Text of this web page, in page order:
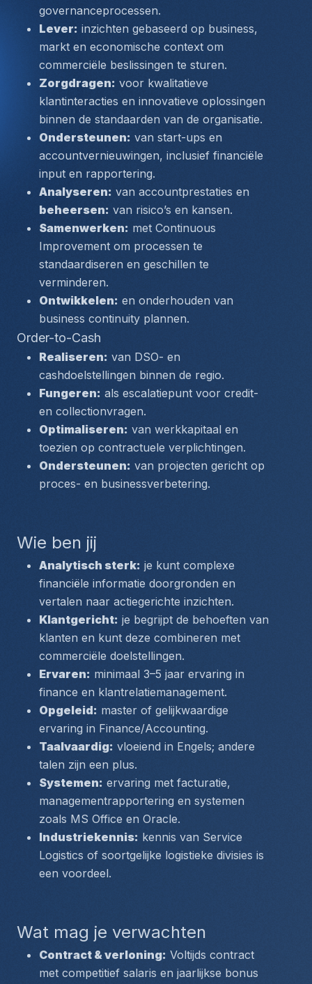
governanceprocessen.
Lever: inzichten gebaseerd op business,
markt en economische context om
commerciële beslissingen te sturen.
Zorgdragen: voor kwalitatieve
klantinteracties en innovatieve oplossingen
binnen de standaarden van de organisatie.
Ondersteunen: van start-ups en
accountvernieuwingen, inclusief financiële
input en rapportering.
Analyseren:
beheersen: van risico’s en kansen.
Samenwerken: met Continuous
Improvement om processen te
standaardiseren en geschillen te
verminderen.
Ontwikkelen: en onderhouden van
business continuity plannen.
Order-to-Cash
Realiseren: van DSO- en
cashdoelstellingen binnen de regio.
Fungeren: als escalatiepunt voor credit-
en collectionvragen.
Optimaliseren: van werkkapitaal en
toezien op contractuele verplichtingen.
Ondersteunen: van projecten gericht op
proces- en businessverbetering.
Wie ben jij
Analytisch sterk: je kunt complexe
financiële informatie doorgronden en
vertalen naar actiegerichte inzichten.
Klantgericht: je begrijpt de behoeften van
klanten en kunt deze combineren met
commerciële doelstellingen.
Ervaren: minimaal 3–5 jaar ervaring in
finance en klantrelatiemanagement.
Opgeleid: master of gelijkwaardige
ervaring in Finance/Accounting.
Taalvaardig: vloeiend in Engels; andere
talen zijn een plus.
Systemen: ervaring met facturatie,
managementrapportering en systemen
zoals MS Office en Oracle.
Industriekennis: kennis van Service
Logistics of soortgelijke logistieke divisies is
een voordeel.
Wat mag je verwachten
Contract & verloning: Voltijds contract
met competitief salaris en jaarlijkse bonus